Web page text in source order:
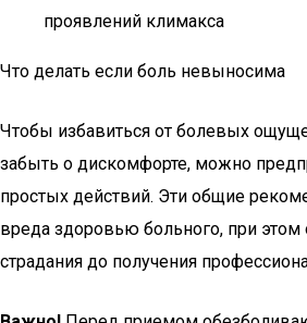
проявлений климакса
Что делать если боль невыносима
Чтобы избавиться от болевых
забыть о дискомфорте, можно
простых действий. Эти общие
вреда здоровью больного, при этом
страдания до получения